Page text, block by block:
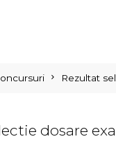
Rezultat
dosare